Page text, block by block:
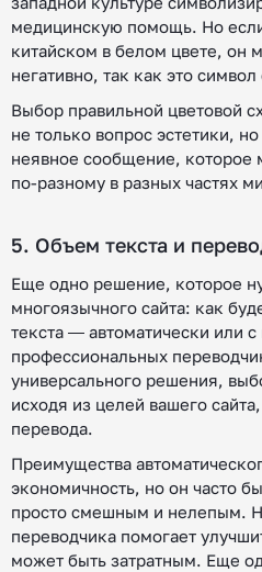
медицинскую помощь. Но
китайском в белом цвете, он
негативно, так как это
Выбор правильной цветовой
не только вопрос эстетики,
неявное сообщение, которое
по-разному в разных частях
5. Объем текста и
Еще одно решение, которое
многоязычного сайта: как
текста ― автоматически или
профессиональных
универсального решения,
исходя из целей вашего
перевода.
Преимущества
экономичность, но он часто
просто смешным и нелепым.
переводчика помогает
может быть затратным. Еще